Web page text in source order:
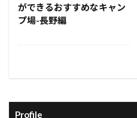
ができるおすすめなキャン
プ場-長野編
Profile